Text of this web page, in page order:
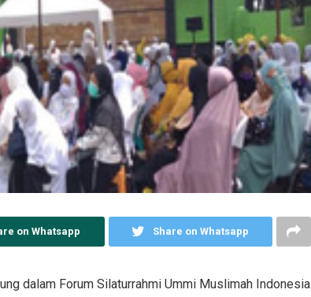
on Whatsapp Share on Whatsapp
dalam Forum Silaturrahmi Ummi Muslimah Indonesia